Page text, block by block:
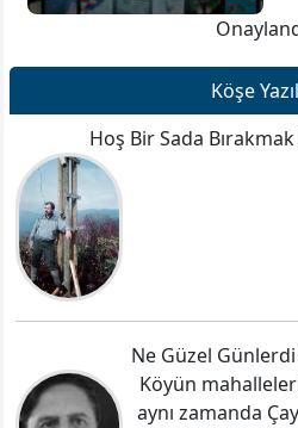
Köşe
Hoş Bir Sada
Ne Güzel
Köyün
aynı zamanda